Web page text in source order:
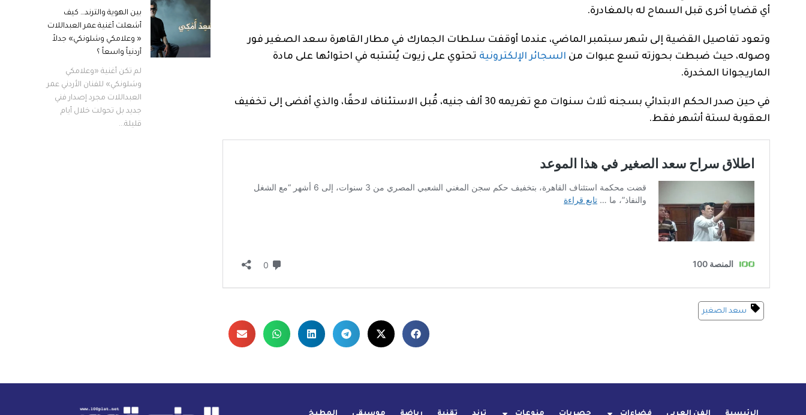
أي قضايا أخرى قبل السماح له بالمغادرة.
وتعود تفاصيل القضية إلى شهر سبتمبر الماضي، عندما أوقفت سلطات الجمارك في مطار القاهرة سعد الصغير فور
وصوله، حيث ضبطت بحوزته تسع عبوات من السجائر الإلكترونية تحتوي على زيوت يُشتبه في احتوائها على مادة
الماريجوانا المخدرة.
في حين صدر الحكم الابتدائي بسجنه ثلاث سنوات مع تغريمه 30 ألف جنيه، قُبل الاستئناف لاحقًا، والذي أفضى إلى تخفيف
العقوبة لستة أشهر فقط.
سعد الصغير
بين الهوية والترند… كيف
أشعلت أغنية عمر العبداللات
« وعلامكي وشلونكي» جدلاً
أردنياً واسعاً ؟
لم تكن أغنية «وعلامكي
وشلونكي» للفنان الأردني عمر
العبداللات مجرد إصدار فني
جديد بل تحولت خلال أيام
قليلة...